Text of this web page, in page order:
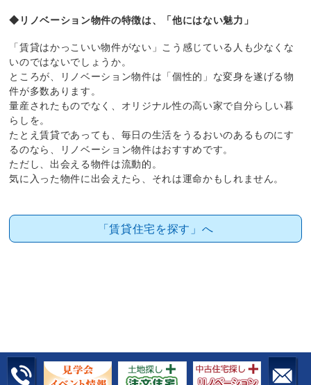
◆リノベーション物件の特徴は、「他にはない魅力」
「賃貸はかっこいい物件がない」こう感じている人も少なくな
いのではないでしょうか。
ところが、リノベーション物件は「個性的」な変身を遂げる物
件が多数あります。
量産されたものでなく、オリジナル性の高い家で自分らしい暮
らしを。
たとえ賃貸であっても、毎日の生活をうるおいのあるものにす
るのなら、リノベーション物件はおすすめです。
ただし、出会える物件は流動的。
気に入った物件に出会えたら、それは運命かもしれません。
「賃貸住宅を探す」へ